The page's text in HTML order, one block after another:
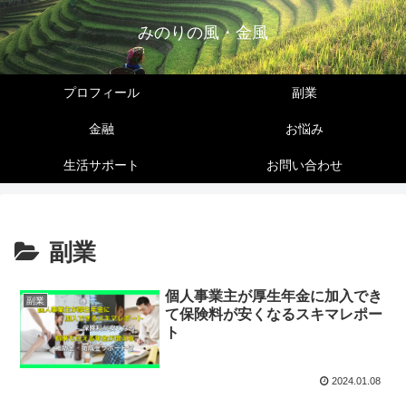
みのりの風・金風
プロフィール 副業
金融 お悩み
生活サポート お問い合わせ
副業
副業
個人事業主が厚生年金に加入でき
て保険料が安くなるスキマレポー
ト
2024.01.08